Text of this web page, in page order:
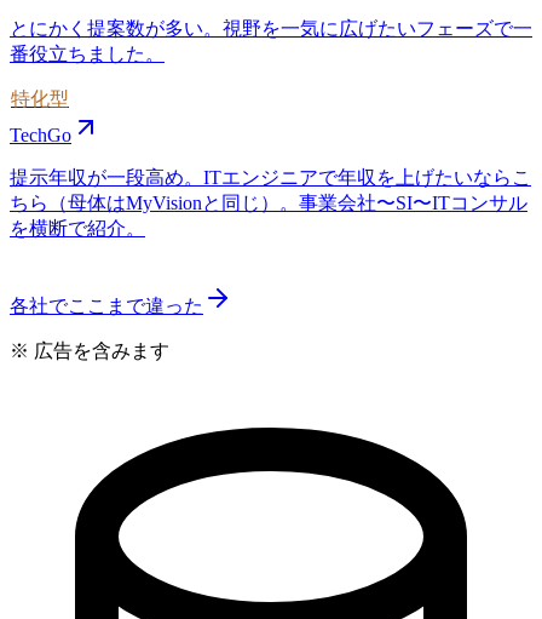
とにかく提案数が多い。視野を一気に広げたいフェーズで一
番役立ちました。
特化型
TechGo
提示年収が一段高め。ITエンジニアで年収を上げたいならこ
ちら（母体はMyVisionと同じ）。事業会社〜SI〜ITコンサル
を横断で紹介。
各社でここまで違った
※ 広告を含みます